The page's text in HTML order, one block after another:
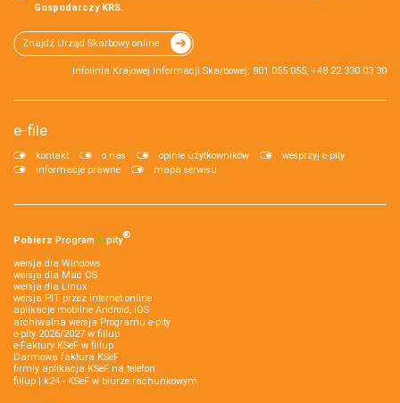
Gospodarczy KRS.
Znajdź Urząd Skarbowy online
Infolinia Krajowej Informacji Skarbowej: 801 055 055, +48 22 330 03 30
e-file
kontakt o nas opinie użytkowników
wesprzyj e-pity
informacje prawne
mapa serwisu
Pobierz Program e‑pity®
wersja dla Windows
wersja dla Mac OS
wersja dla Linux
wersja PIT przez internet online
aplikacje mobilne Android, iOS
archiwalna wersja Programu e-pity
e-pity 2026/2027 w fillup
e‑Faktury KSeF w fillup
Darmowa faktura KSeF
firmly aplikacja KSeF na telefon
fillup | k24 - KSeF w biurze rachunkowym